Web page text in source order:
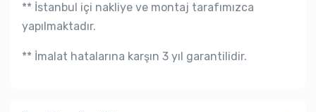
** İstanbul içi nakliye ve montaj tarafımızca
yapılmaktadır.
** İmalat hatalarına karşın 3 yıl garantilidir.